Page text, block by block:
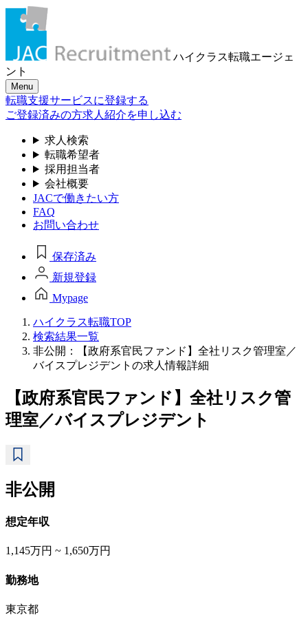
ハイクラス転職エージェ
ント
Menu
転職支援サービスに登録する
ご登録済みの方求人紹介を申し込む
求人検索
転職希望者
採用担当者
会社概要
JACで働きたい方
FAQ
お問い合わせ
保存済み
新規登録
Mypage
ハイクラス転職TOP
検索結果一覧
非公開：【政府系官民ファンド】全社リスク管理室／
バイスプレジデントの求人情報詳細
【政府系官民ファンド】全社リスク管
理室／バイスプレジデント
非公開
想定年収
1,145万円 ~ 1,650万円
勤務地
東京都